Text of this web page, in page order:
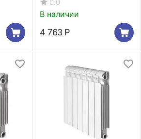
0.0
В наличии
4 763 Р